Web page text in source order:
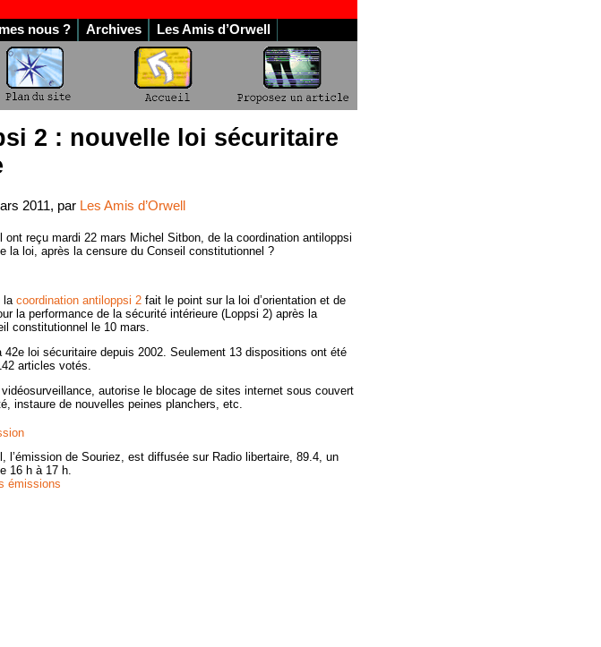
nous ? Archives Les Amis d’Orwell
2 : nouvelle loi sécuritaire
2011, par Les Amis d’Orwell
ont reçu mardi 22 mars Michel Sitbon, de la coordination antiloppsi
la loi, après la censure du Conseil constitutionnel ?
lacoordination antiloppsi 2 fait le point sur la loi d’orientation et de
la performance de la sécurité intérieure (Loppsi 2) après la
constitutionnel le 10 mars.
42e loi sécuritaire depuis 2002. Seulement 13 dispositions ont été
articles votés.
autorise le blocage de sites internet sous couvert
instaure de nouvelles peines planchers, etc.
l’émission de Souriez, est diffusée sur Radio libertaire, 89.4, un
16 h à 17 h.
émissions